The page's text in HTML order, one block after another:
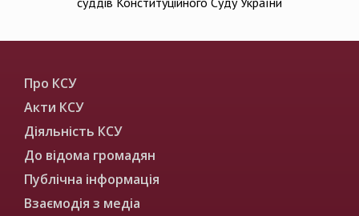
Про КСУ
Акти КСУ
Діяльність КСУ
До відома громадян
Публічна інформація
Взаємодія з медіа